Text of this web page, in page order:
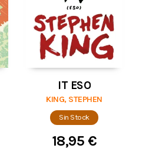
IT ESO
KING, STEPHEN
Sin Stock
18,95 €